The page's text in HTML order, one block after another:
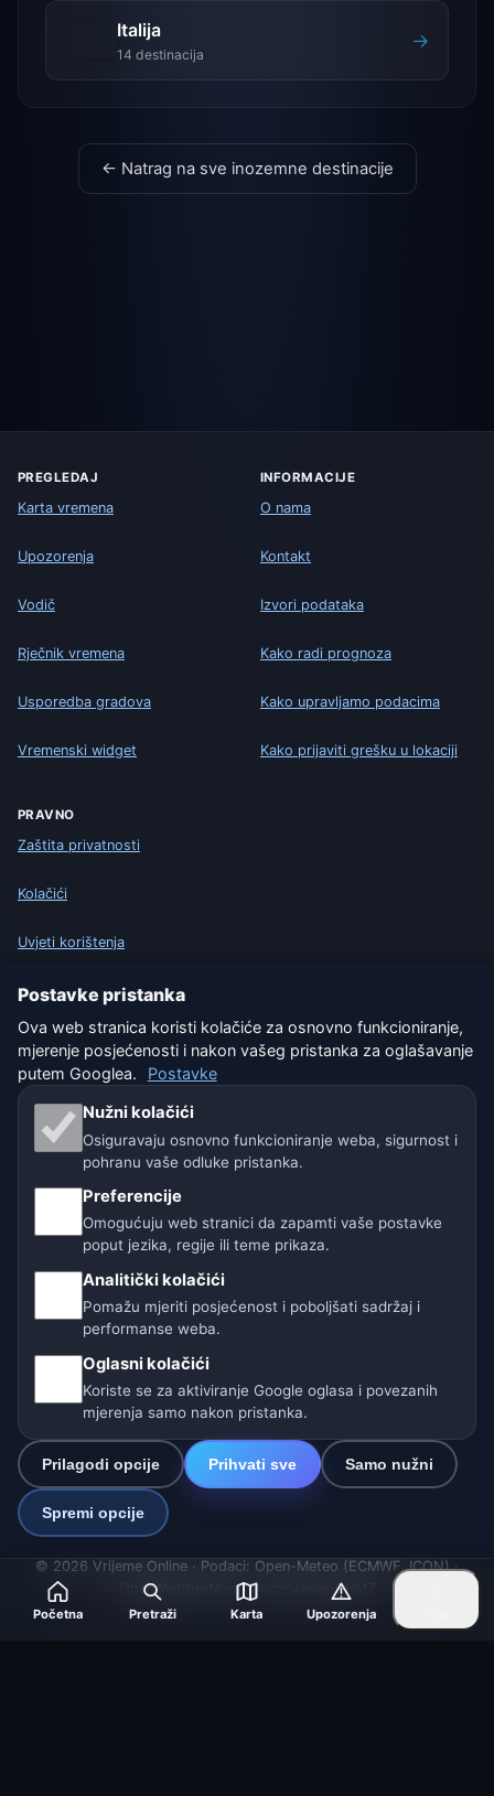
Italija
14 destinacija
→
← Natrag na sve inozemne destinacije
PREGLEDAJ
Karta vremena
Upozorenja
Vodič
Rječnik vremena
Usporedba gradova
Vremenski widget
INFORMACIJE
O nama
Kontakt
Izvori podataka
Kako radi prognoza
Kako upravljamo podacima
Kako prijaviti grešku u lokaciji
PRAVNO
Zaštita privatnosti
Kolačići
Uvjeti korištenja
Isključenje odgovornosti
Pomažemo životinjama
Sitemap
Postavke
Naše vremenske stranice:
🇩🇪🇦🇹🇨🇭 Njemačka / Austrija / Švicarska
🌎 Latinska Amerika i Španjolska
🇮🇳 Južna i jugoistočna Azija
🌍 Međunarodna vremenska mreža
Operater: Spolek Minizoo.cz z.s. | IČO: 21135550 |
© 2026 Vrijeme Online · Podaci: Open-Meteo (ECMWF, ICON) ·
OpenWeatherMap · Upozorenja: DHMZ
Početna Pretraži Karta Upozorenja
Postavke pristanka
Ova web stranica koristi kolačiće za osnovno funkcioniranje,
mjerenje posjećenosti i nakon vašeg pristanka za oglašavanje
putem Googlea.
Postavke
Nužni kolačići
Osiguravaju osnovno funkcioniranje weba, sigurnost i
pohranu vaše odluke pristanka.
Preferencije
Omogućuju web stranici da zapamti vaše postavke
poput jezika, regije ili teme prikaza.
Analitički kolačići
Pomažu mjeriti posjećenost i poboljšati sadržaj i
performanse weba.
Oglasni kolačići
Koriste se za aktiviranje Google oglasa i povezanih
mjerenja samo nakon pristanka.
Prilagodi opcije Prihvati sve Samo nužni
Spremi opcije